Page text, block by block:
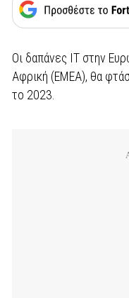
Οι δαπάνες IT στην
Αφρική (ΕΜΕΑ), θα
το 2023.